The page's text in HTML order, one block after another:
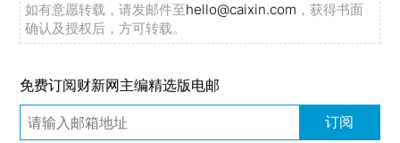
如有意愿转载，请发邮件至hello@caixin.com ，获得书面
确认及授权后，方可转载。
免费订阅财新网主编精选版电邮
订阅